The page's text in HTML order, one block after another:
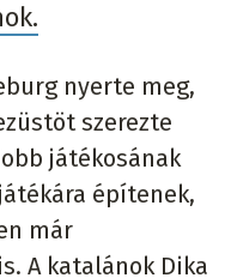
nyerte meg,
szerezte
játékosának
építenek,
már
A katalánok Dika